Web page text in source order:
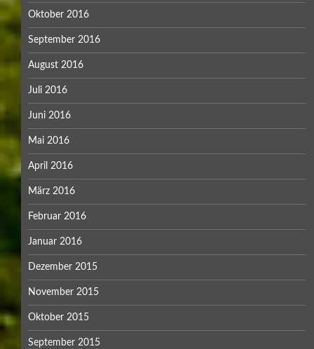
Oktober 2016
September 2016
August 2016
Juli 2016
Juni 2016
Mai 2016
April 2016
März 2016
Februar 2016
Januar 2016
Dezember 2015
November 2015
Oktober 2015
September 2015